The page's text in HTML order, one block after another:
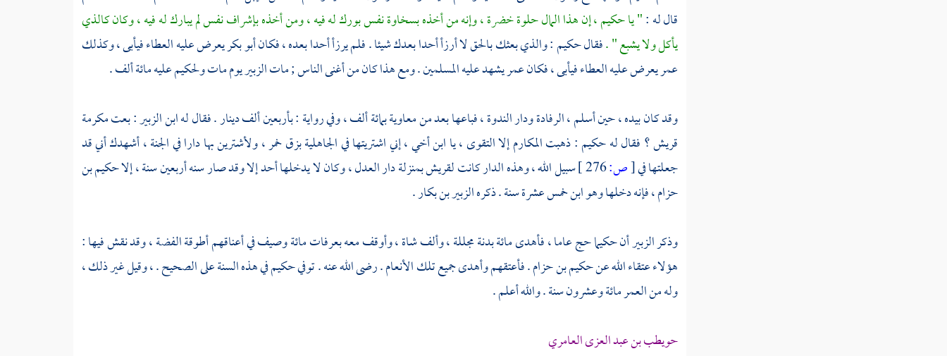
قال له :" ياحكيم، إن هذا المال حلوة خضرة ، وإنه من أخذه بسخاوة نفس بورك له فيه ، ومن أخذه بإشراف نفس لم يبارك له فيه ، وكان كالذي
يأكل ولا يشبع " .فقالحكيم: والذي بعثك بالحق لا أرزأ أحدا بعدك شيئا . فلم يرزأ أحدا بعده ، فكانأبو بكريعرض عليه العطاء فيأبى ، وكذلك
عمريعرض عليه العطاء فيأبى ، فكانعمريشهد عليه المسلمين . ومع هذا كان من أغنى الناس ; ماتالزبيريوم ماتولحكيمعليه مائة ألف .
وقد كان بيده ، حين أسلم ، الرفادة ودار الندوة ، فباعها بعد منمعاويةبمائة ألف ، وفي رواية : بأربعين ألف دينار . فقال لهابن الزبير: بعت مكرمة
قريش؟ فقال لهحكيم: ذهبت المكارم إلا التقوى ، يا ابن أخي ، إني اشتريتها في الجاهلية بزق خمر ، ولأشترين بها دارا في الجنة ، أشهدك أني قد
جعلتها في[ص:276 ] سبيل الله ، وهذه الدار كانتلقريشبمنزلة دار العدل ، وكان لا يدخلها أحد إلا وقد صار سنه أربعين سنة ، إلاحكيم بن
حزام، فإنه دخلها وهو ابن خمس عشرة سنة . ذكرهالزبير بن بكار.
وذكرالزبيرأنحكيماحج عاما ، فأهدى مائة بدنة مجللة ، وألف شاة ، وأوقف معهبعرفاتمائة وصيف في أعناقهم أطوقة الفضة ، وقد نقش فيها :
هؤلاء عتقاء الله عنحكيم بن حزام. فأعتقهم وأهدى جميع تلك الأنعام . رضى الله عنه . توفيحكيمفي هذه السنة على الصحيح . ، وقيل غير ذلك ،
وله من العمر مائة وعشرون سنة . والله أعلم .
حويطب بن عبد العزى العامري